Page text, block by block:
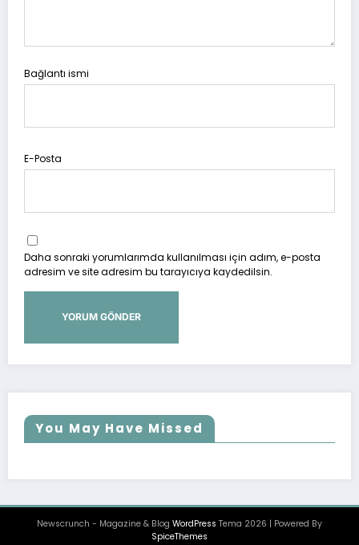
Bağlantı ismi
E-Posta
Daha sonraki yorumlarımda kullanılması için adım, e-posta
adresim ve site adresim bu tarayıcıya kaydedilsin.
You May Have Missed
Newscrunch - Magazine & Blog WordPress Tema 2026 | Powered By
SpiceThemes